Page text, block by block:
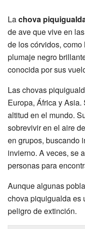
Lachova
de ave que vive en
de los córvidos,
plumaje negro
conocida por sus
Las chovas
Europa, África y
altitud en el mundo.
sobrevivir en el aire
en grupos, buscando
invierno. A veces, se
personas para
Aunque algunas
chova piquigualda es
peligro de extinción.